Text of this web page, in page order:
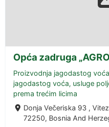
Opća zadruga
Proizvodnja jagodastog
jagodastog voća, usluge
prema trećim licima
Donja Večeriska 93 ,
72250, Bosnia And